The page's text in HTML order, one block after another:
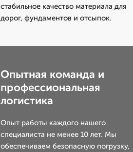
стабильное качество материала для
дорог, фундаментов и отсыпок.
Опытная команда и
профессиональная
логистика
Опыт работы каждого нашего
специалиста не менее 10 лет. Мы
обеспечиваем безопасную погрузку,